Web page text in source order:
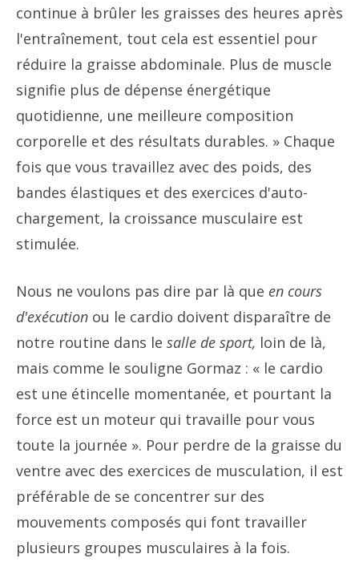
continue à brûler les graisses des heures après
l'entraînement, tout cela est essentiel pour
réduire la graisse abdominale. Plus de muscle
signifie plus de dépense énergétique
quotidienne, une meilleure composition
corporelle et des résultats durables. » Chaque
fois que vous travaillez avec des poids, des
bandes élastiques et des exercices d'auto-
chargement, la croissance musculaire est
stimulée.
Nous ne voulons pas dire par là que en cours
d'exécution ou le cardio doivent disparaître de
notre routine dans le salle de sport, loin de là,
mais comme le souligne Gormaz : « le cardio
est une étincelle momentanée, et pourtant la
force est un moteur qui travaille pour vous
toute la journée ». Pour perdre de la graisse du
ventre avec des exercices de musculation, il est
préférable de se concentrer sur des
mouvements composés qui font travailler
plusieurs groupes musculaires à la fois.